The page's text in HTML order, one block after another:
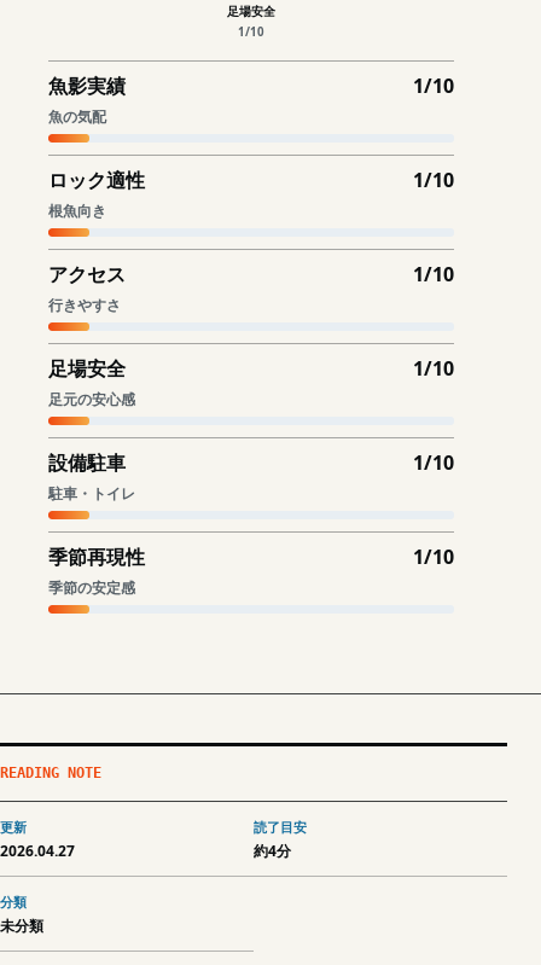
足場安全
1/10
魚影実績 1/10
魚の気配
ロック適性 1/10
根魚向き
アクセス 1/10
行きやすさ
足場安全 1/10
足元の安心感
設備駐車 1/10
駐車・トイレ
季節再現性 1/10
季節の安定感
READING NOTE
更新
2026.04.27
読了目安
約4分
分類
未分類